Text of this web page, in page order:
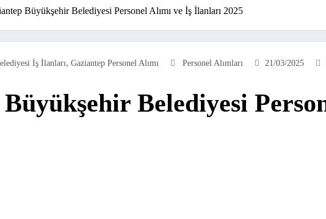
Büyükşehir Belediyesi Personel Alımı ve İş İlanları 2025
İş İlanları, Gaziantep Personel Alımı Personel Alımları 21/03/2025
Belediyesi